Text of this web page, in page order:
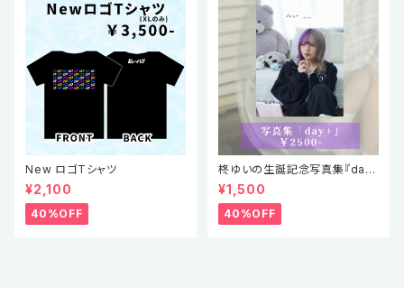
New ロゴTシャツ
¥2,100
40%OFF
柊ゆいの生誕記念写真集『day
+』
¥1,500
40%OFF